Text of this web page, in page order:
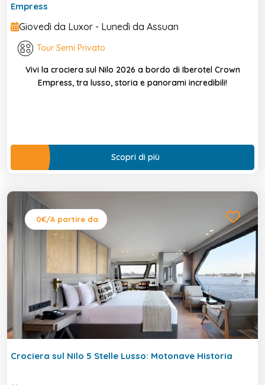
Empress
Giovedì da Luxor - Lunedì da Assuan
Tour Semi Privato
Vivi la crociera sul Nilo 2026 a bordo di Iberotel Crown
Empress, tra lusso, storia e panorami incredibili!
Scopri di più
0€/A partire da
Crociera sul Nilo 5 Stelle Lusso: Motonave Historia